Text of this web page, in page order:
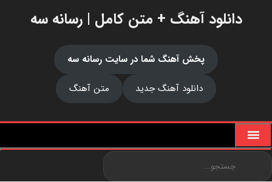
دانلود آهنگ + متن کامل | رسانه سه
پخش آهنگ شما در سایت رسانه سه
دانلود آهنگ جدید
متن آهنگ